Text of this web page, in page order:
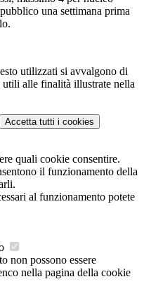
una settimana prima
utilizzati si avvalgono di
utili alle finalità illustrate nella
Accetta tutti i cookies
quali cookie consentire.
il funzionamento della
al funzionamento potete
non possono essere
nella pagina della cookie